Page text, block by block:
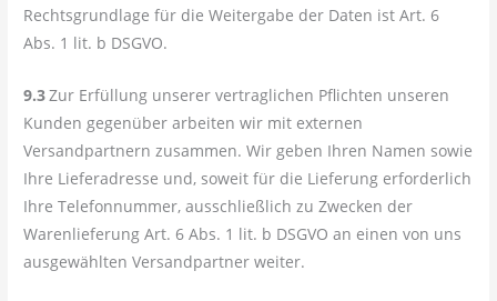
Rechtsgrundlage für die Weitergabe der Daten ist Art. 6
Abs. 1 lit. b DSGVO.
9.3Zur Erfüllung unserer vertraglichen Pflichten unseren
Kunden gegenüber arbeiten wir mit externen
Versandpartnern zusammen. Wir geben Ihren Namen sowie
Ihre Lieferadresse und, soweit für die Lieferung erforderlich
Ihre Telefonnummer, ausschließlich zu Zwecken der
Warenlieferung Art. 6 Abs. 1 lit. b DSGVO an einen von uns
ausgewählten Versandpartner weiter.